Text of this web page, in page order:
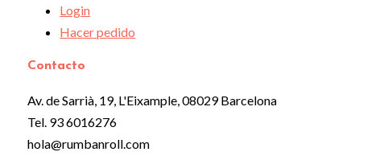
Login
Hacer pedido
Contacto
Av. de Sarrià, 19, L'Eixample, 08029 Barcelona
Tel. 93 6016276
hola@rumbanroll.com